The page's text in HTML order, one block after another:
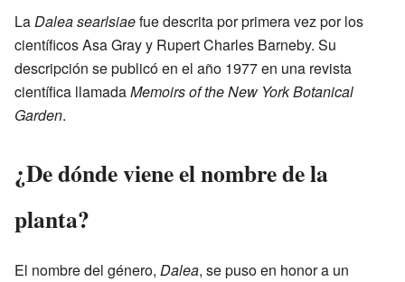
LaDalea searlsiaefue descrita por primera vez por los
científicos Asa Gray y Rupert Charles Barneby. Su
descripción se publicó en el año 1977 en una revista
científica llamadaMemoirs of the New York Botanical
Garden.
¿De dónde viene el nombre de la
planta?
El nombre del género, Dalea, se puso en honor a un